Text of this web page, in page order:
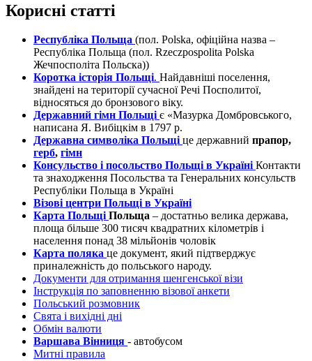
Корисні статті
Республіка Польща (пол. Polska, офіційна назва –
Республіка Польща (пол. Rzeczpospolita Polska
Жечпосполіта Польска))
Коротка історія Польщі. Найдавніші поселення,
знайдені на території сучасної Речі Посполитої,
відносяться до бронзового віку.
Державний гімн Польщі є «Мазурка Домбровського,
написана Я. Вибіцкім в 1797 р.
Державна символіка Польщі це державний прапор,
герб, гімн
Консульство і посольство Польщі в Україні Контакти
та знаходження Посольства та Генеральних консульств
Республіки Польща в Україні
Візові центри Польщі в Україні
Карта Польщі Польща – достатньо велика держава,
площа більше 300 тисяч квадратних кілометрів і
населення понад 38 мільйонів чоловік
Карта поляка це документ, який підтверджує
приналежність до польського народу.
Документи для отримання шенгенської візи
Інструкція по заповненню візової анкети
Польський розмовник
Свята і вихідні дні
Обмін валюти
Варшава Вінниця - автобусом
Митні правила